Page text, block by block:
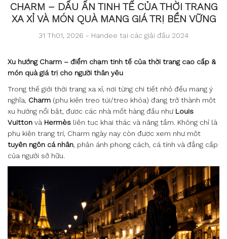
CHARM – DẤU ẤN TINH TẾ CỦA THỜI TRANG
XA XỈ VÀ MÓN QUÀ MANG GIÁ TRỊ BỀN VỮNG
31 Th01, 2026 - Handee tại các giải đấu 2024
Xu hướng Charm – điểm chạm tinh tế của thời trang cao cấp &
món quà giá trị cho người thân yêu
Trong thế giới thời trang xa xỉ, nơi từng chi tiết nhỏ đều mang ý
nghĩa, Charm (phụ kiện treo túi/treo khóa) đang trở thành một
xu hướng nổi bật, được các nhà mốt hàng đầu như Louis
Vuitton và Hermès liên tục khai thác và nâng tầm. Không chỉ là
phụ kiện trang trí, Charm ngày nay còn được xem như một
tuyên ngôn cá nhân, phản ánh phong cách, cá tính và đẳng cấp
của người sở hữu.